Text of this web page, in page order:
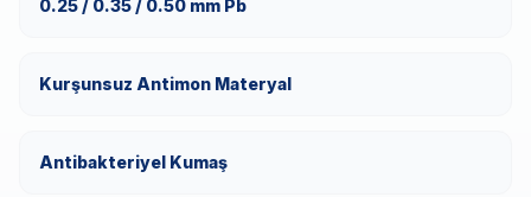
0.25 / 0.35 / 0.50 mm Pb
Kurşunsuz Antimon Materyal
Antibakteriyel Kumaş